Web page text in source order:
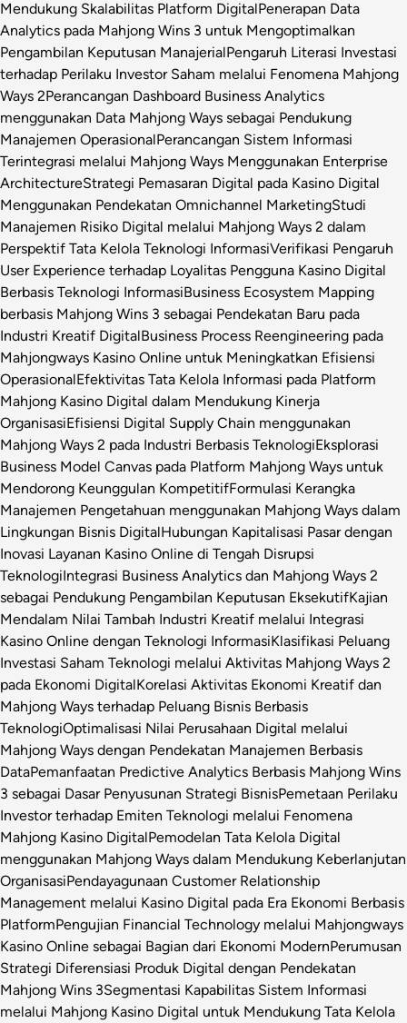
Mendukung Skalabilitas Platform DigitalPenerapan Data
Analytics pada Mahjong Wins 3 untuk Mengoptimalkan
Pengambilan Keputusan ManajerialPengaruh Literasi Investasi
terhadap Perilaku Investor Saham melalui Fenomena Mahjong
Ways 2Perancangan Dashboard Business Analytics
menggunakan Data Mahjong Ways sebagai Pendukung
Manajemen OperasionalPerancangan Sistem Informasi
Terintegrasi melalui Mahjong Ways Menggunakan Enterprise
ArchitectureStrategi Pemasaran Digital pada Kasino Digital
Menggunakan Pendekatan Omnichannel MarketingStudi
Manajemen Risiko Digital melalui Mahjong Ways 2 dalam
Perspektif Tata Kelola Teknologi InformasiVerifikasi Pengaruh
User Experience terhadap Loyalitas Pengguna Kasino Digital
Berbasis Teknologi InformasiBusiness Ecosystem Mapping
berbasis Mahjong Wins 3 sebagai Pendekatan Baru pada
Industri Kreatif DigitalBusiness Process Reengineering pada
Mahjongways Kasino Online untuk Meningkatkan Efisiensi
OperasionalEfektivitas Tata Kelola Informasi pada Platform
Mahjong Kasino Digital dalam Mendukung Kinerja
OrganisasiEfisiensi Digital Supply Chain menggunakan
Mahjong Ways 2 pada Industri Berbasis TeknologiEksplorasi
Business Model Canvas pada Platform Mahjong Ways untuk
Mendorong Keunggulan KompetitifFormulasi Kerangka
Manajemen Pengetahuan menggunakan Mahjong Ways dalam
Lingkungan Bisnis DigitalHubungan Kapitalisasi Pasar dengan
Inovasi Layanan Kasino Online di Tengah Disrupsi
TeknologiIntegrasi Business Analytics dan Mahjong Ways 2
sebagai Pendukung Pengambilan Keputusan EksekutifKajian
Mendalam Nilai Tambah Industri Kreatif melalui Integrasi
Kasino Online dengan Teknologi InformasiKlasifikasi Peluang
Investasi Saham Teknologi melalui Aktivitas Mahjong Ways 2
pada Ekonomi DigitalKorelasi Aktivitas Ekonomi Kreatif dan
Mahjong Ways terhadap Peluang Bisnis Berbasis
TeknologiOptimalisasi Nilai Perusahaan Digital melalui
Mahjong Ways dengan Pendekatan Manajemen Berbasis
DataPemanfaatan Predictive Analytics Berbasis Mahjong Wins
3 sebagai Dasar Penyusunan Strategi BisnisPemetaan Perilaku
Investor terhadap Emiten Teknologi melalui Fenomena
Mahjong Kasino DigitalPemodelan Tata Kelola Digital
menggunakan Mahjong Ways dalam Mendukung Keberlanjutan
OrganisasiPendayagunaan Customer Relationship
Management melalui Kasino Digital pada Era Ekonomi Berbasis
PlatformPengujian Financial Technology melalui Mahjongways
Kasino Online sebagai Bagian dari Ekonomi ModernPerumusan
Strategi Diferensiasi Produk Digital dengan Pendekatan
Mahjong Wins 3Segmentasi Kapabilitas Sistem Informasi
melalui Mahjong Kasino Digital untuk Mendukung Tata Kelola